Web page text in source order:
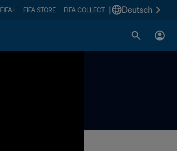
FIFA+ FIFA STORE FIFA COLLECT Deutsch